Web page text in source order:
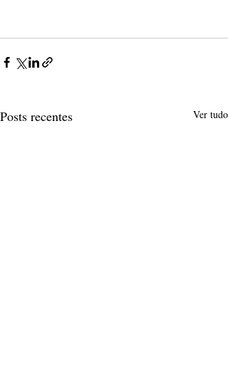
Posts recentes Ver tudo